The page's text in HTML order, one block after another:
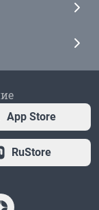
App Store
RuStore